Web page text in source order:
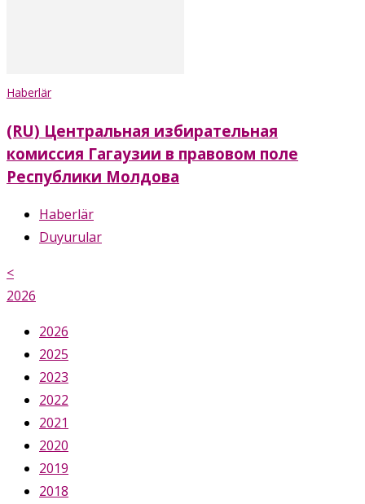
Haberlär
(RU) Центральная избирательная
комиссия Гагаузии в правовом поле
Республики Молдова
Haberlär
Duyurular
<
2026
2026
2025
2023
2022
2021
2020
2019
2018